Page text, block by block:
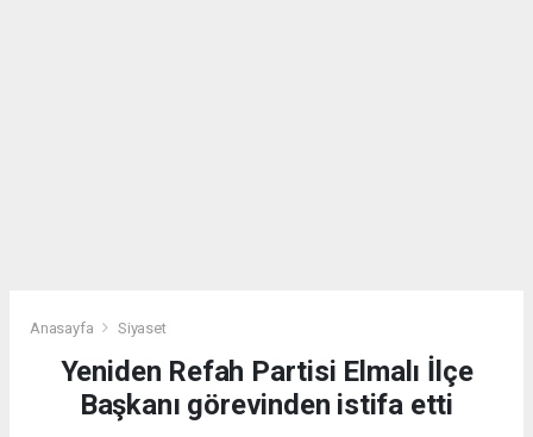
Anasayfa Siyaset
Yeniden Refah Partisi Elmalı İlçe
Başkanı görevinden istifa etti